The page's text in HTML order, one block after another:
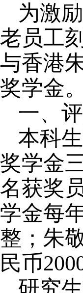
为激
老员工
与香港
奖学金
一、
本科
奖学金
名获奖
学金每
整；朱
民币
研究